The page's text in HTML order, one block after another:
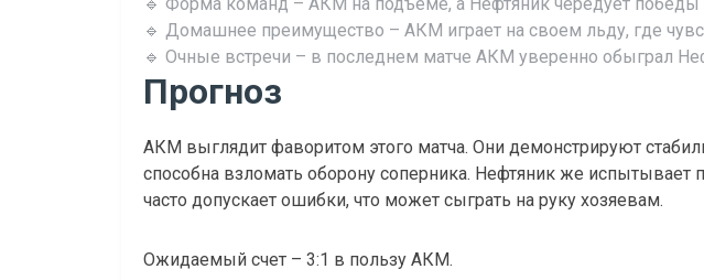
🔹 Домашнее преимущество – АКМ играет на своем льду, где
🔹 Очные встречи – в последнем матче АКМ уверенно обыграл
Прогноз
АКМ выглядит фаворитом этого матча. Они демонстрируют
способна взломать оборону соперника. Нефтяник же испытывает
часто допускает ошибки, что может сыграть на руку хозяевам.
Ожидаемый счет – 3:1 в пользу АКМ.